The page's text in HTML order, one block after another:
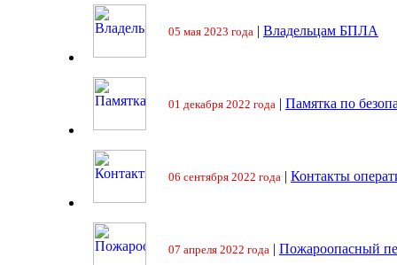
05 мая 2023 года | Владельцам БПЛА
01 декабря 2022 года | Памятка по
06 сентября 2022 года | Контакты
07 апреля 2022 года | Пожароопасный